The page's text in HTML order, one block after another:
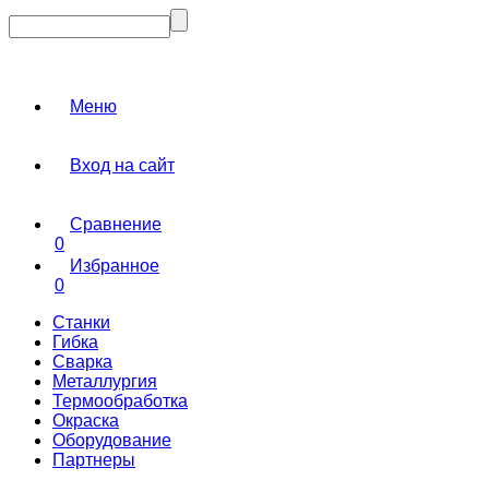
Меню
Вход на сайт
Сравнение
0
Избранное
0
Станки
Гибка
Сварка
Металлургия
Термообработка
Окраска
Оборудование
Партнеры